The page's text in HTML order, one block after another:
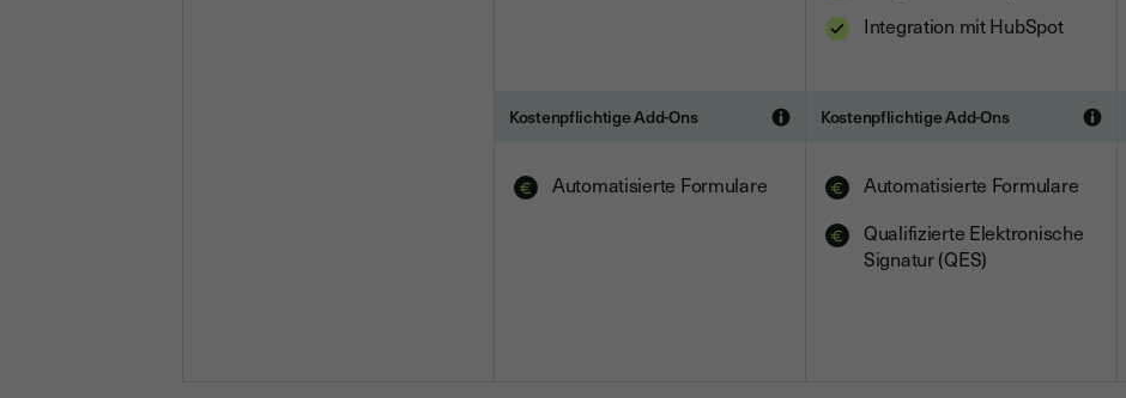
Kostenpflichtige Add-Ons
Automatisierte Formulare
Integration mit HubSpot
Kostenpflichtige Add-Ons
Automatisierte Formulare
Qualifizierte Elektronische
Signatur (QES)